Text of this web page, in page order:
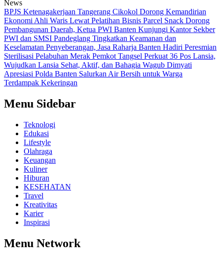
News
BPJS Ketenagakerjaan Tangerang Cikokol Dorong Kemandirian
Ekonomi Ahli Waris Lewat Pelatihan Bisnis Parcel Snack Dorong
Pembangunan Daerah, Ketua PWI Banten Kunjungi Kantor Sekber
PWI dan SMSI Pandeglang Tingkatkan Keamanan dan
Keselamatan Penyeberangan, Jasa Raharja Banten Hadiri Peresmian
Sterilisasi Pelabuhan Merak Pemkot Tangsel Perkuat 36 Pos Lansia,
Wujudkan Lansia Sehat, Aktif, dan Bahagia Wagub Dimyati
Apresiasi Polda Banten Salurkan Air Bersih untuk Warga
Terdampak Kekeringan
Menu Sidebar
Teknologi
Edukasi
Lifestyle
Olahraga
Keuangan
Kuliner
Hiburan
KESEHATAN
Travel
Kreativitas
Karier
Inspirasi
Menu Network